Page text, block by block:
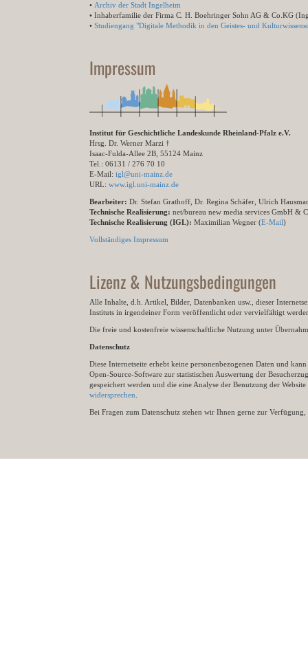
• Archiv der Stadt Ingelheim
• Inhaberfamilie der Firma C. H. Boehringer Sohn AG & Co.KG
• Studiengang "Digitale Methodik in den Geistes- und
Impressum
Institut für Geschichtliche Landeskunde Rheinland-Pfalz e.V.
Hrsg. Dr. Werner Marzi †
Isaac-Fulda-Allee 2B, 55124 Mainz
Tel.: 06131 / 276 70 10
E-Mail: igl@uni-mainz.de
URL: www.igl.uni-mainz.de
Bearbeiter: Dr. Stefan Grathoff, Dr. Regina Schäfer, Ulrich
Technische Realisierung: net/bureau new media services GmbH &
Technische Realisierung (IGL): Maximilian Wegner (E-Mail)
Vollständiges Impressum
Lizenz & Nutzungsbedingungen
Alle Inhalte, d.h. Artikel, Bilder, Datenbanken usw., dieser
Instituts in irgendeiner Form veröffentlicht oder vervielfältigt
Die freie und kostenfreie wissenschaftliche Nutzung unter
Datenschutz
Diese Internetseite erhebt keine personenbezogenen Daten und
Open-Source-Software zur statistischen Auswertung der
gespeichert werden und die eine Analyse der Benutzung der
widersprechen
Bei Fragen zum Datenschutz stehen wir Ihnen gerne zur